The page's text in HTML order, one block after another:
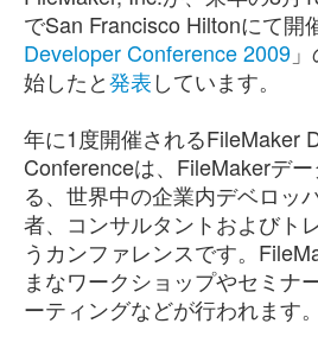
でSan Francisco Hiltonにて開
Developer Conference 2009
始したと発表しています。
年に1度開催されるFileMaker
Conferenceは、FileMakerデ
る、世界中の企業内デベロッ
者、コンサルタントおよびト
うカンファレンスです。
まなワークショップやセミナ
ーティングなどが行われます。